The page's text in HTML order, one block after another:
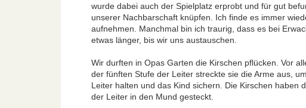
wurde dabei auch der Spielplatz erprobt und für gut
unserer Nachbarschaft knüpfen. Ich finde es immer
aufnehmen. Manchmal bin ich traurig, dass es bei
etwas länger, bis wir uns austauschen.
Wir durften in Opas Garten die Kirschen pflücken. Vor
der fünften Stufe der Leiter streckte sie die Arme aus,
Leiter halten und das Kind sichern. Die Kirschen haben
der Leiter in den Mund gesteckt.